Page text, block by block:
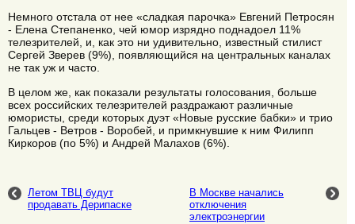
Немного отстала от нее «сладкая парочка» Евгений Петросян
- Елена Степаненко, чей юмор изрядно поднадоел 11%
телезрителей, и, как это ни удивительно, известный стилист
Сергей Зверев (9%), появляющийся на центральных каналах
не так уж и часто.
В целом же, как показали результаты голосования, больше
всех российских телезрителей раздражают различные
юмористы, среди которых дуэт «Новые русские бабки» и трио
Гальцев - Ветров - Воробей, и примкнувшие к ним Филипп
Киркоров (по 5%) и Андрей Малахов (6%).
Летом ТВЦ будут
продавать Дерипаске
В Москве начались
отключения
электроэнергии